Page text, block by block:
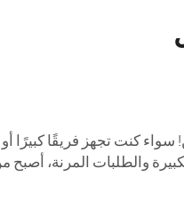
كنت تجهز فريقًا كبيرًا
والطلبات المرنة،